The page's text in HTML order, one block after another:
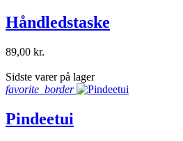
Håndledstaske
89,00 kr.
Sidste varer på lager
favorite_border
Pindeetui